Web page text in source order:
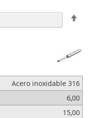
Acero inoxidable 316
6,00
15,00